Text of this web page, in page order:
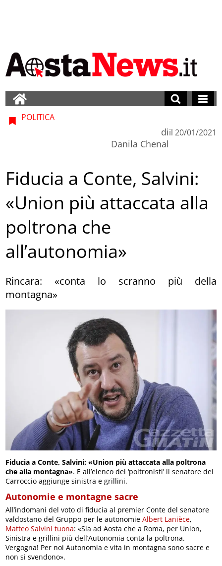
POLITICA
di
Danila Chenal
il 20/01/2021
Fiducia a Conte, Salvini:
«Union più attaccata alla
poltrona che
all’autonomia»
Rincara: «conta lo scranno più della
montagna»
Fiducia a Conte, Salvini: «Union più attaccata alla poltrona
che alla montagna». E all’elenco dei ‘poltronisti’ il senatore del
Carroccio aggiunge sinistra e grillini.
Autonomie e montagne sacre
All’indomani del voto di fiducia al premier Conte del senatore
valdostano del Gruppo per le autonomieAlbert Lanièce,
Matteo Salvini tuona: «Sia ad Aosta che a Roma, per Union,
Sinistra e grillini più dell’Autonomia conta la poltrona.
Vergogna! Per noi Autonomia e vita in montagna sono sacre e
non si svendono».